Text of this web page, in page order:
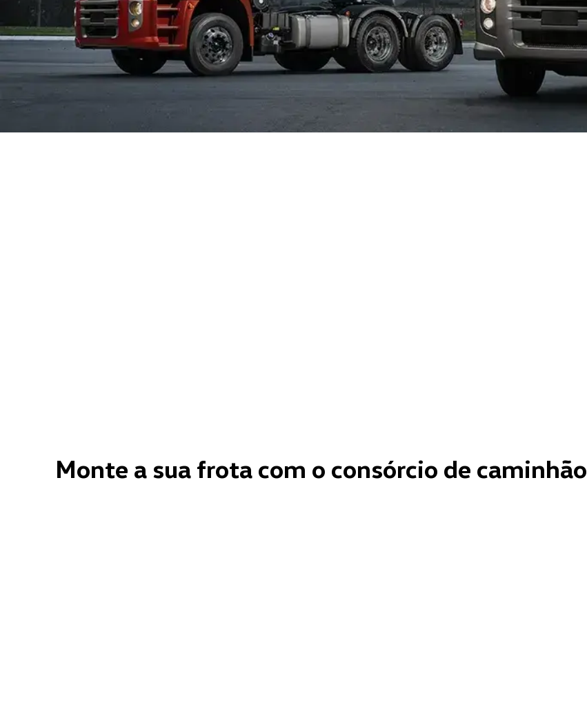
Monte a sua frota com o consórcio de caminhão